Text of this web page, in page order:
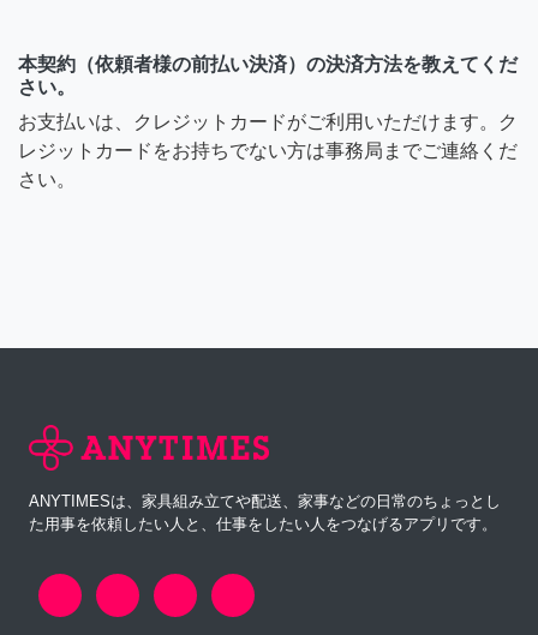
本契約（依頼者様の前払い決済）の決済方法を教えてくだ
さい。
お支払いは、クレジットカードがご利用いただけます。ク
レジットカードをお持ちでない方は事務局までご連絡くだ
さい。
ANYTIMESは、家具組み立てや配送、家事などの日常のちょっとし
た用事を依頼したい人と、仕事をしたい人をつなげるアプリです。